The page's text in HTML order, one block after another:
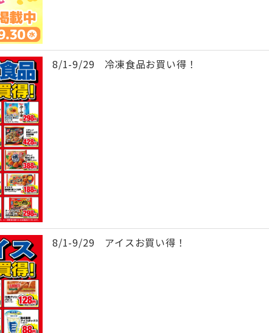
8/1-9/29 冷凍食品お買い得！
8/1-9/29 アイスお買い得！